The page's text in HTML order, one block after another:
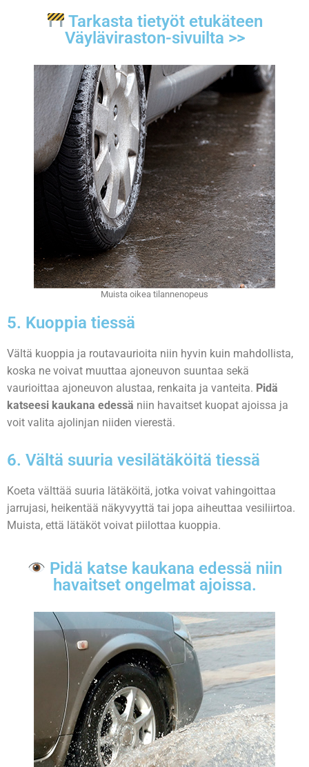
Tarkasta tietyöt etukäteen
Väyläviraston-sivuilta >>
Muista oikea tilannenopeus
5. Kuoppia tiessä
Vältä kuoppia ja routavaurioita niin hyvin kuin mahdollista,
koska ne voivat muuttaa ajoneuvon suuntaa sekä
vaurioittaa ajoneuvon alustaa, renkaita ja vanteita. Pidä
katseesi kaukana edessä niin havaitset kuopat ajoissa ja
voit valita ajolinjan niiden vierestä.
6. Vältä suuria vesilätäköitä tiessä
Koeta välttää suuria lätäköitä, jotka voivat vahingoittaa
jarrujasi, heikentää näkyvyyttä tai jopa aiheuttaa vesiliirtoa.
Muista, että lätäköt voivat piilottaa kuoppia.
Pidä katse kaukana edessä niin
havaitset ongelmat ajoissa.